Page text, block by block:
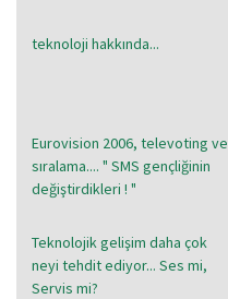
teknoloji hakkında...
Eurovision 2006, televoting ve
sıralama.... " SMS gençliğinin
değiştirdikleri ! "
Teknolojik gelişim daha çok
neyi tehdit ediyor... Ses mi,
Servis mi?